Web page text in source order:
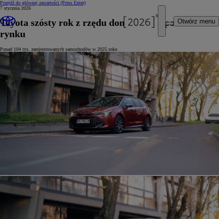
Przejdź do głównej zawartości (Press Enter)
Otwórz menu
7 stycznia 2026
Toyota szósty rok z rzędu dominuje na polskim
rynku
Ponad 104 tys. zarejestrowanych samochodów w 2025 roku